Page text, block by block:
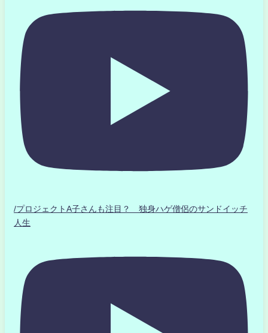
/プロジェクトA子さんも注目？ 独身ハゲ僧侶のサンドイッチ
人生